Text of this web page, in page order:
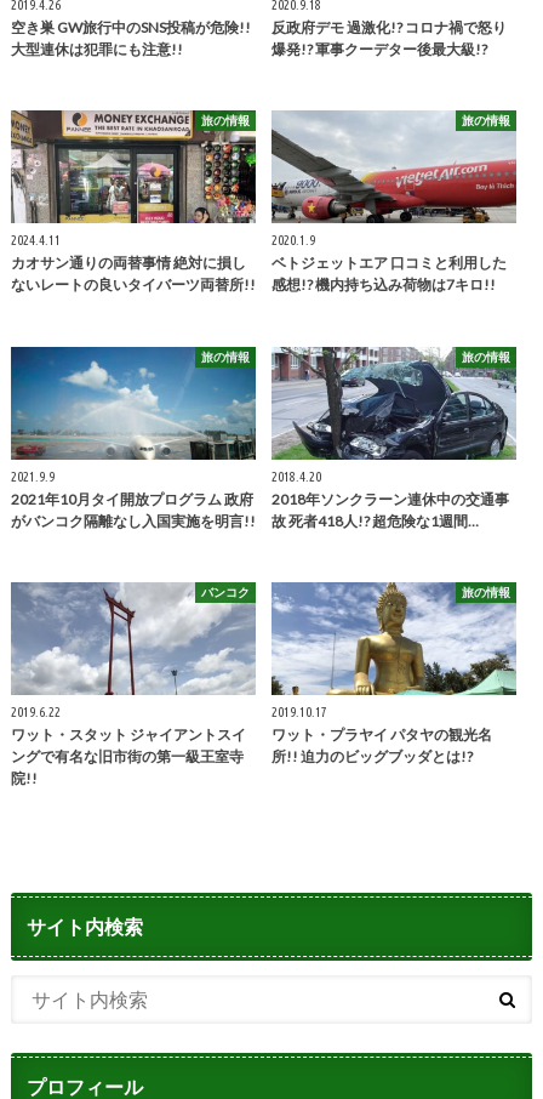
2019.4.26
空き巣 GW旅行中のSNS投稿が危険!!
大型連休は犯罪にも注意!!
2020.9.18
反政府デモ 過激化!? コロナ禍で怒り
爆発!? 軍事クーデター後最大級!?
旅の情報
2024.4.11
カオサン通りの両替事情 絶対に損し
ないレートの良いタイバーツ両替所!!
旅の情報
2020.1.9
ベトジェットエア 口コミと利用した
感想!? 機内持ち込み荷物は7キロ!!
旅の情報
2021.9.9
2021年10月タイ開放プログラム 政府
がバンコク隔離なし入国実施を明言!!
旅の情報
2018.4.20
2018年ソンクラーン連休中の交通事
故 死者418人!? 超危険な1週間…
バンコク
2019.6.22
ワット・スタット ジャイアントスイ
ングで有名な旧市街の第一級王室寺
院!!
旅の情報
2019.10.17
ワット・プラヤイ パタヤの観光名
所!! 迫力のビッグブッダとは!?
サイト内検索
プロフィール